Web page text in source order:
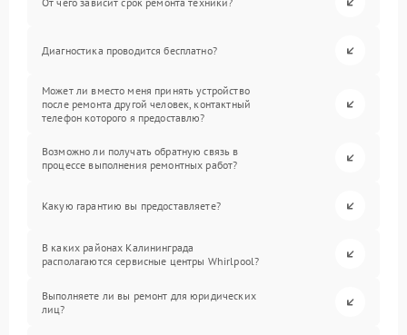
Диагностика проводится бесплатно?
Может ли вместо меня принять устройство
после ремонта другой человек, контактный
телефон которого я предоставлю?
Возможно ли получать обратную связь в
процессе выполнения ремонтных работ?
Какую гарантию вы предоставляете?
В каких районах Калининграда
располагаются сервисные центры Whirlpool?
Выполняете ли вы ремонт для юридических
лиц?